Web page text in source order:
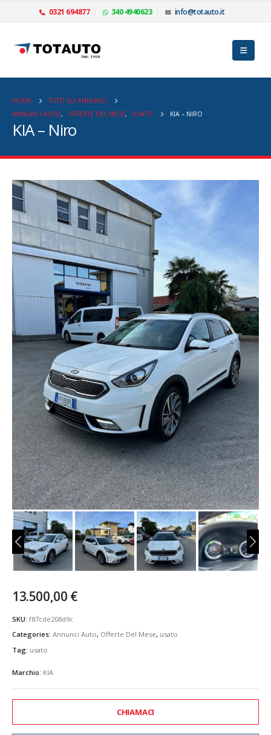
0321 694877 340 4940623 info@totauto.it
HOME
TUTTI GLI ANNUNCI
ANNUNCI AUTO, OFFERTE DEL MESE, USATO KIA – NIRO
KIA – Niro
13.500,00 €
SKU: f87cde208d9c
Categories: Annunci Auto, Offerte Del Mese, usato
Tag: usato
Marchio: KIA
CHIAMACI